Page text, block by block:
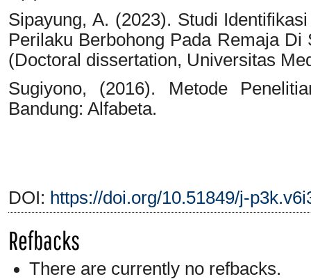
Sipayung, A. (2023). Studi
Perilaku Berbohong Pada Remaja
(Doctoral dissertation, Universitas
Sugiyono, (2016). Metode
Bandung: Alfabeta.
DOI: https://doi.org/10.51849/j-
Refbacks
There are currently no refbacks.